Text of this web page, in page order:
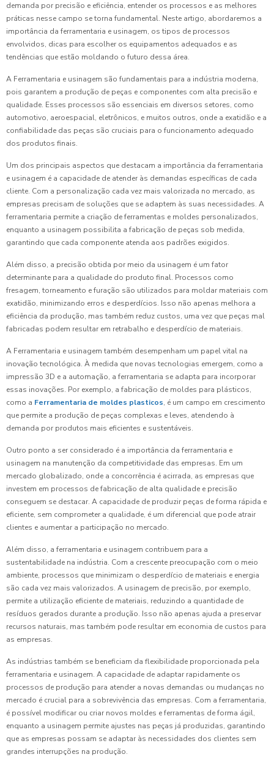
demanda por precisão e eficiência, entender os processos e as melhores
práticas nesse campo se torna fundamental. Neste artigo, abordaremos a
importância da ferramentaria e usinagem, os tipos de processos
envolvidos, dicas para escolher os equipamentos adequados e as
tendências que estão moldando o futuro dessa área.
A Ferramentaria e usinagem são fundamentais para a indústria moderna,
pois garantem a produção de peças e componentes com alta precisão e
qualidade. Esses processos são essenciais em diversos setores, como
automotivo, aeroespacial, eletrônicos, e muitos outros, onde a exatidão e a
confiabilidade das peças são cruciais para o funcionamento adequado
dos produtos finais.
Um dos principais aspectos que destacam a importância da ferramentaria
e usinagem é a capacidade de atender às demandas específicas de cada
cliente. Com a personalização cada vez mais valorizada no mercado, as
empresas precisam de soluções que se adaptem às suas necessidades. A
ferramentaria permite a criação de ferramentas e moldes personalizados,
enquanto a usinagem possibilita a fabricação de peças sob medida,
garantindo que cada componente atenda aos padrões exigidos.
Além disso, a precisão obtida por meio da usinagem é um fator
determinante para a qualidade do produto final. Processos como
fresagem, torneamento e furação são utilizados para moldar materiais com
exatidão, minimizando erros e desperdícios. Isso não apenas melhora a
eficiência da produção, mas também reduz custos, uma vez que peças mal
fabricadas podem resultar em retrabalho e desperdício de materiais.
A Ferramentaria e usinagem também desempenham um papel vital na
inovação tecnológica. À medida que novas tecnologias emergem, como a
impressão 3D e a automação, a ferramentaria se adapta para incorporar
essas inovações. Por exemplo, a fabricação de moldes para plásticos,
como a Ferramentaria de moldes plasticos, é um campo em crescimento
que permite a produção de peças complexas e leves, atendendo à
demanda por produtos mais eficientes e sustentáveis.
Outro ponto a ser considerado é a importância da ferramentaria e
usinagem na manutenção da competitividade das empresas. Em um
mercado globalizado, onde a concorrência é acirrada, as empresas que
investem em processos de fabricação de alta qualidade e precisão
conseguem se destacar. A capacidade de produzir peças de forma rápida e
eficiente, sem comprometer a qualidade, é um diferencial que pode atrair
clientes e aumentar a participação no mercado.
Além disso, a ferramentaria e usinagem contribuem para a
sustentabilidade na indústria. Com a crescente preocupação com o meio
ambiente, processos que minimizam o desperdício de materiais e energia
são cada vez mais valorizados. A usinagem de precisão, por exemplo,
permite a utilização eficiente de materiais, reduzindo a quantidade de
resíduos gerados durante a produção. Isso não apenas ajuda a preservar
recursos naturais, mas também pode resultar em economia de custos para
as empresas.
As indústrias também se beneficiam da flexibilidade proporcionada pela
ferramentaria e usinagem. A capacidade de adaptar rapidamente os
processos de produção para atender a novas demandas ou mudanças no
mercado é crucial para a sobrevivência das empresas. Com a ferramentaria,
é possível modificar ou criar novos moldes e ferramentas de forma ágil,
enquanto a usinagem permite ajustes nas peças já produzidas, garantindo
que as empresas possam se adaptar às necessidades dos clientes sem
grandes interrupções na produção.